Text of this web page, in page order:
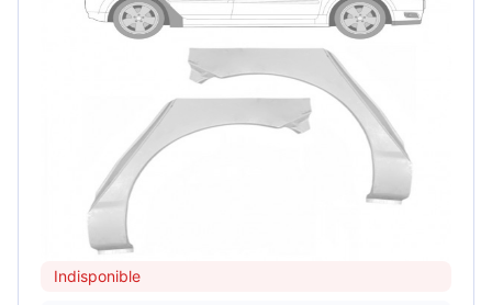
Indisponible